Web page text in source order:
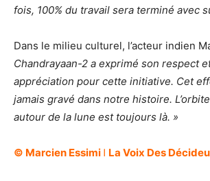
fois, 100% du travail sera terminé avec
Dans le milieu culturel, l’acteur indien
Chandrayaan-2 a exprimé son respect
appréciation pour cette initiative. Cet
jamais gravé dans notre histoire.
autour de la lune est toujours là. »
© Marcien Essimi ǀ La Voix Des